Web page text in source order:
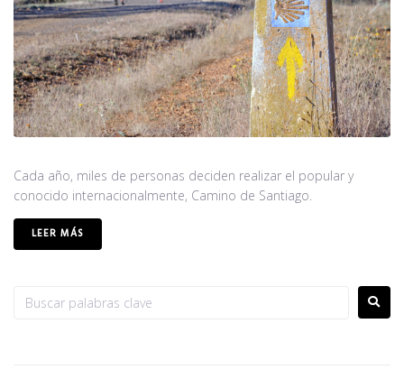
Cada año, miles de personas deciden realizar el popular y
conocido internacionalmente, Camino de Santiago.
LEER MÁS